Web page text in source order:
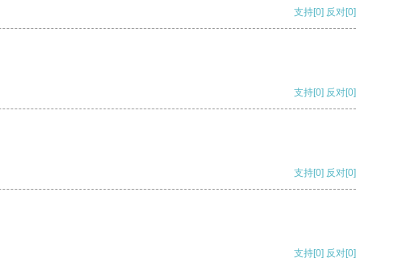
支持[0] 反对[0]
支持[0] 反对[0]
支持[0] 反对[0]
支持[0] 反对[0]